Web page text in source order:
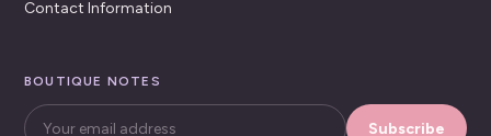
Contact Information
BOUTIQUE NOTES
Subscribe